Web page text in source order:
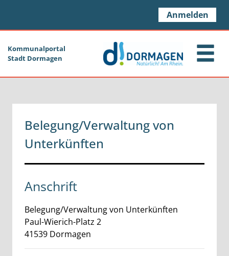
Anmelden
Kommunalportal
Stadt Dormagen
Belegung/Verwaltung von
Unterkünften
Anschrift
Belegung/Verwaltung von Unterkünften
Paul-Wierich-Platz 2
41539 Dormagen